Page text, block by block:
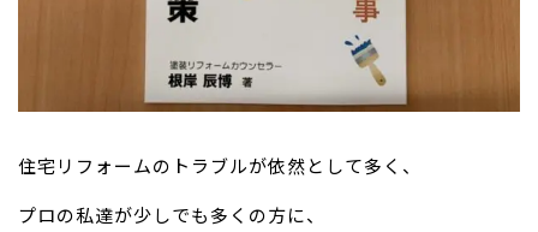
住宅リフォームのトラブルが依然として多く、
プロの私達が少しでも多くの方に、